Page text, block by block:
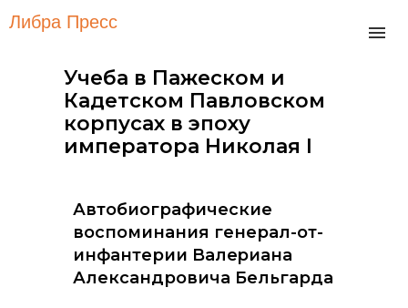
Либра Пресс
Учеба в Пажеском и
Кадетском Павловском
корпусах в эпоху
императора Николая I
Автобиографические
воспоминания генерал-от-
инфантерии Baлepианa
Александровича Бельгарда